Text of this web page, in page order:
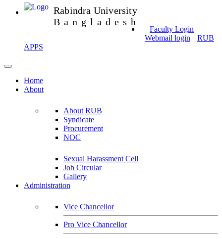
Rabindra University
Bangladesh
Faculty Login
Webmail login
RUB
APPS
Home
About
About RUB
Syndicate
Procurement
NOC
Sexual Harassment Cell
Job Circular
Gallery
Administration
Vice Chancellor
Pro Vice Chancellor